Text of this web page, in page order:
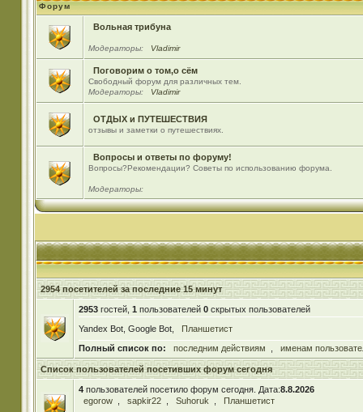
Форум
Вольная трибуна
Модераторы: Vladimir
Поговорим о том,о сём
Свободный форум для различных тем.
Модераторы:
Vladimir
ОТДЫХ и ПУТЕШЕСТВИЯ
отзывы и заметки о путешествиях.
Вопросы и ответы по форуму!
Вопросы?Рекомендации? Советы по использованию форума.
Модераторы:
2954 посетителей за последние 15 минут
2953гостей, 1 пользователей 0скрытых пользователей
Yandex Bot, Google Bot,
Планшетист
Полный список по:
последним действиям именам
Список пользователей посетивших форум сегодня
4пользователей посетило форум сегодня. Дата:8.8.2026
egorow
sapkir22 Suhoruk Планшетист